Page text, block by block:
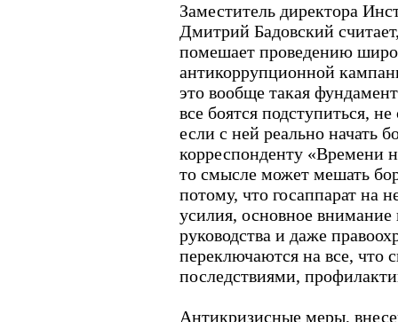
Заместитель директора
Дмитрий Бадовский
помешает проведению
антикоррупционной
это вообще такая
все боятся подступиться,
если с ней реально начать
корреспонденту «Времени
то смысле может мешать
потому, что госаппарат на
усилия, основное внимание
руководства и даже
переключаются на все, что
последствиями,
Антикризисные меры,